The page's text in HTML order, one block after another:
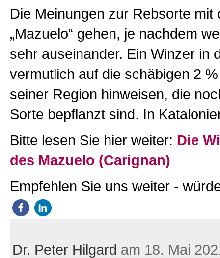
Die Meinungen zur Rebsorte mit
„Mazuelo“ gehen, je nachdem
sehr auseinander. Ein Winzer in
vermutlich auf die schäbigen 2
seiner Region hinweisen, die
Sorte bepflanzt sind. In
Bitte lesen Sie hier weiter: Die
des Mazuelo (Carignan)
Empfehlen Sie uns weiter -
Dr. Peter Hilgard am 18. Mai